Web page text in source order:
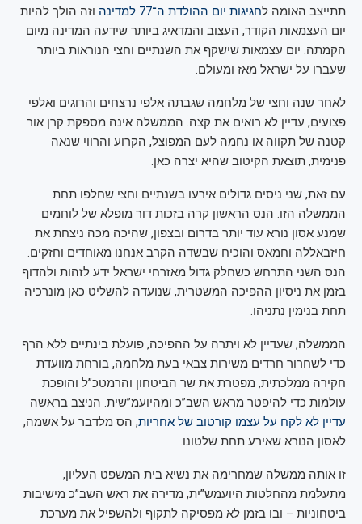
תתייצב האומה לחגיגות יום ההולדת ה־77 למדינה
וזה הולך להיות
יום העצמאות הקודר, העצוב והמדאיג ביותר שידעה המדינה מיום
הקמתה. יום עצמאות שישקף את השנתיים וחצי הנוראות ביותר
שעברו על ישראל מאז ומעולם.
לאחר שנה וחצי של מלחמה שגבתה אלפי נרצחים והרוגים ואלפי
פצועים, עדיין לא רואים את קצה. הממשלה אינה מספקת קרן אור
קטנה של תקווה או נחמה לעם המפוצל, הקרוע והרווי שנאה
פנימית, תוצאת הקיטוב שהיא יצרה כאן.
עם זאת, שני ניסים גדולים אירעו בשנתיים וחצי שחלפו תחת
הממשלה הזו. הנס הראשון קרה בזכות דור מופלא של לוחמים
שמנע אסון נורא עוד יותר בדרום ובצפון, שהיכה מכה ניצחת את
חיזבאללה וחמאס והוכיח שבשדה הקרב אנחנו מאוחדים וחזקים.
הנס השני התרחש כשחלק גדול מאזרחי ישראל ידע לזהות ולהדוף
בזמן את ניסיון ההפיכה המשטרית, שנועדה להשליט כאן מונרכיה
תחת בנימין נתניהו.
הממשלה, שעדיין לא ויתרה על ההפיכה, פועלת בינתיים ללא הרף
כדי לשחרור חרדים משירות צבאי בעת מלחמה, בורחת מוועדת
חקירה ממלכתית, מפטרת את שר הביטחון והרמטכ”ל והופכת
עולמות כדי להיפטר מראש השב”כ ומהיועמ”שית. הניצב בראשה
עדיין לא לקח על עצמו קורטוב של אחריות, הס מלדבר על אשמה,
לאסון הנורא שאירע תחת שלטונו.
זו אותה ממשלה שמחרימה את נשיא בית המשפט העליון,
מתעלמת מהחלטות היועמש”ית, מדירה את ראש השב”כ מישיבות
ביטחוניות – ובו בזמן לא מפסיקה לתקוף ולהשפיל את מערכת